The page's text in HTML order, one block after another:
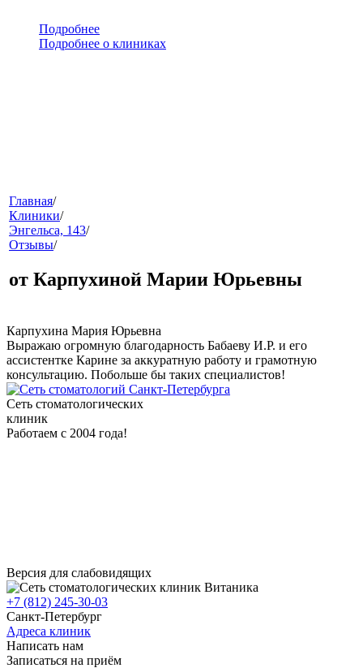
Подробнее
Подробнее о клиниках
меню
звонок
Главная/
Клиники/
Энгельса, 143/
Отзывы/
от Карпухиной Марии Юрьевны
Карпухина Мария Юрьевна
Выражаю огромную благодарность Бабаеву И.Р. и его
ассистентке Карине за аккуратную работу и грамотную
консультацию. Побольше бы таких специалистов!
Сеть стоматологических
клиник
Работаем с 2004 года!
Версия для слабовидящих
+7 (812) 245-30-03
Санкт-Петербург
Адреса клиник
Написать нам
Записаться на приём